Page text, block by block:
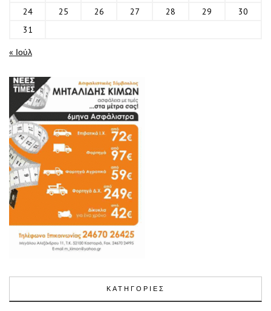
24
25 26 27 28 29
30
31
« Ιούλ
ΚΑΤΗΓΟΡΙΕΣ